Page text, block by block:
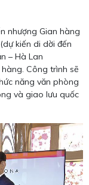
nhượng Gian hàng
kiến di dời đến
– Hà Lan
Công trình sẽ
năng văn phòng
và giao lưu quốc